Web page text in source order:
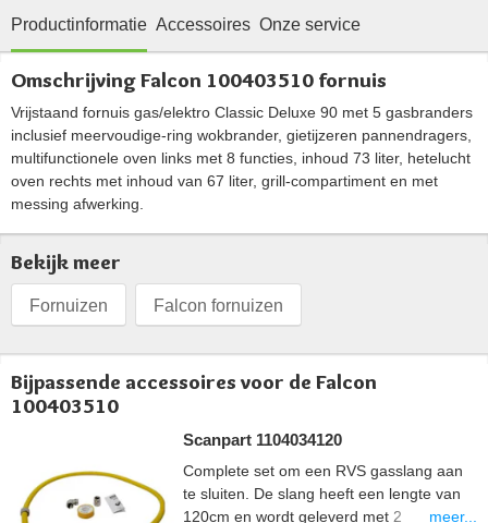
Productinformatie Accessoires Onze service
Omschrijving Falcon 100403510 fornuis
Vrijstaand fornuis gas/elektro Classic Deluxe 90 met 5 gasbranders
inclusief meervoudige-ring wokbrander, gietijzeren pannendragers,
multifunctionele oven links met 8 functies, inhoud 73 liter, hetelucht
oven rechts met inhoud van 67 liter, grill-compartiment en met
messing afwerking.
Bekijk meer
Fornuizen Falcon fornuizen
Bijpassende accessoires voor de Falcon
100403510
Scanpart 1104034120
Complete set om een RVS gasslang aan
te sluiten. De slang heeft een lengte van
120cm en wordt geleverd met 2
meer...